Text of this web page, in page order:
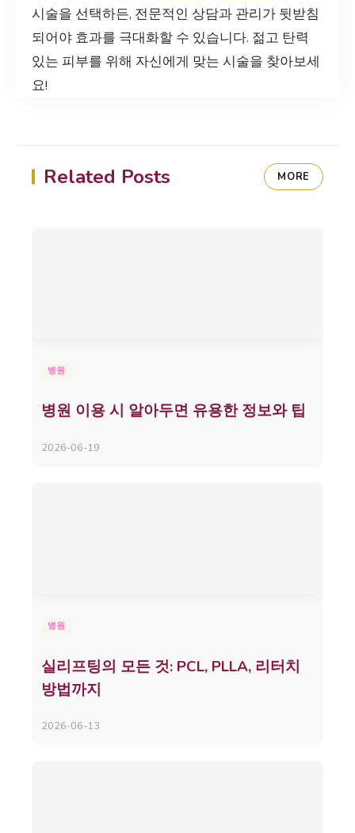
시술을 선택하든, 전문적인 상담과 관리가 뒷받침
되어야 효과를 극대화할 수 있습니다. 젊고 탄력
있는 피부를 위해 자신에게 맞는 시술을 찾아보세
요!
Related Posts MORE
병원
병원 이용 시 알아두면 유용한 정보와 팁
2026-06-19
병원
실리프팅의 모든 것: PCL, PLLA, 리터치
방법까지
2026-06-13